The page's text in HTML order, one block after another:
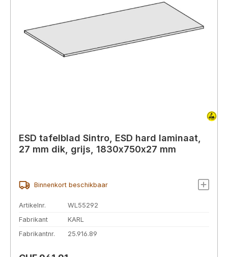
ESD tafelblad Sintro, ESD hard laminaat,
27 mm dik, grijs, 1830x750x27 mm
Binnenkort beschikbaar
Artikelnr.
WL55292
Fabrikant
KARL
Fabrikantnr.
25.916.89